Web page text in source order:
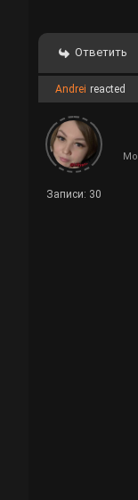
Ответить
Andrei reacted
Записи: 30